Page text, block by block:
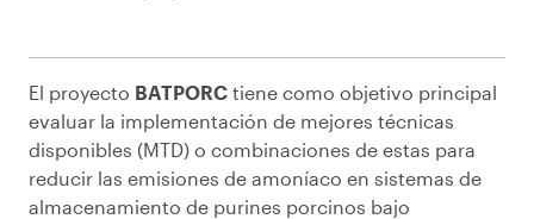
El proyecto BATPORC tiene como objetivo principal
evaluar la implementación de mejores técnicas
disponibles (MTD) o combinaciones de estas para
reducir las emisiones de amoníaco en sistemas de
almacenamiento de purines porcinos bajo